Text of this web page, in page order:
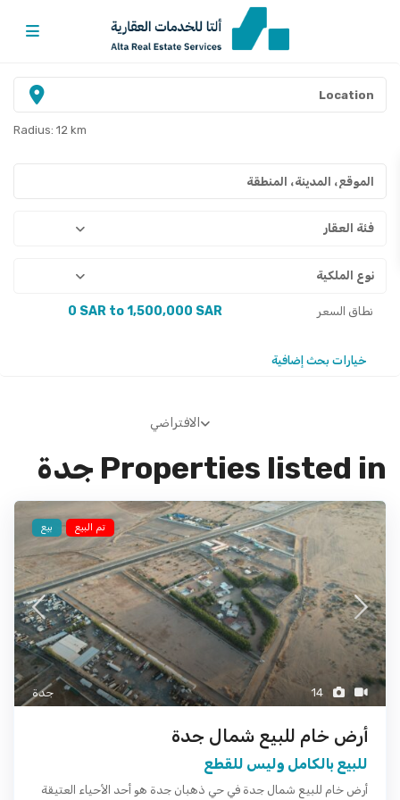
Radius:12 km
فئة العقار
نوع الملكية
نطاق السعر 0 SAR to 1,500,000 SAR
خيارات بحث إضافية
الافتراضي
Properties listed in جدة
14 جدة
بيع تم البيع
أرض خام للبيع شمال جدة
للبيع بالكامل وليس للقطع
أرض خام للبيع شمال جدة في حي ذهبان جدة هو أحد الأحياء العتيقة